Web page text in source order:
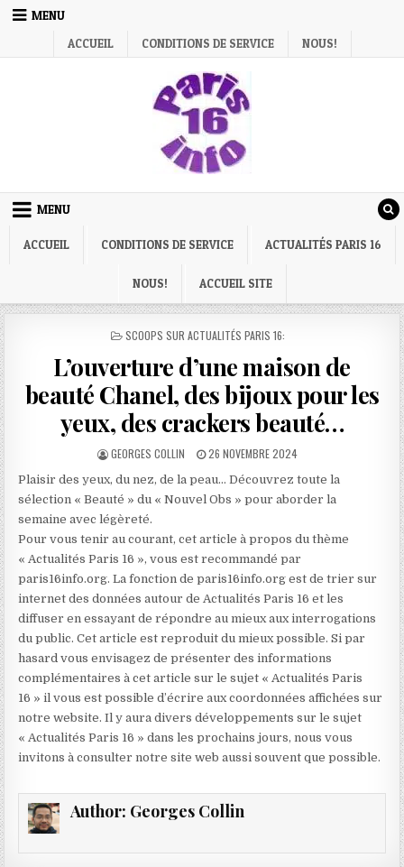
Skip
MENU
ACCUEIL
CONDITIONS DE SERVICE NOUS!
MENU
ACCUEIL CONDITIONS DE SERVICE ACTUALITÉS PARIS 16
NOUS! ACCUEIL SITE
POSTED
SCOOPS SUR ACTUALITÉS PARIS 16:
L’ouverture d’une maison de
beauté Chanel, des bijoux pour les
yeux, des crackers beauté…
AUTHOR:
GEORGES COLLIN
PUBLISHED
26 NOVEMBRE 2024
Plaisir des yeux, du nez, de la peau… Découvrez toute la
sélection « Beauté » du « Nouvel Obs » pour aborder la
semaine avec légèreté.
Pour vous tenir au courant, cet article à propos du thème
« Actualités Paris 16 », vous est recommandé par
paris16info.org. La fonction de paris16info.org est de trier sur
internet des données autour de Actualités Paris 16 et les
diffuser en essayant de répondre au mieux aux interrogations
du public. Cet article est reproduit du mieux possible. Si par
hasard vous envisagez de présenter des informations
complémentaires à cet article sur le sujet « Actualités Paris
16 » il vous est possible d’écrire aux coordonnées affichées sur
notre website. Il y aura divers développements sur le sujet
« Actualités Paris 16 » dans les prochains jours, nous vous
invitons à consulter notre site web aussi souvent que possible.
Author: Georges Collin